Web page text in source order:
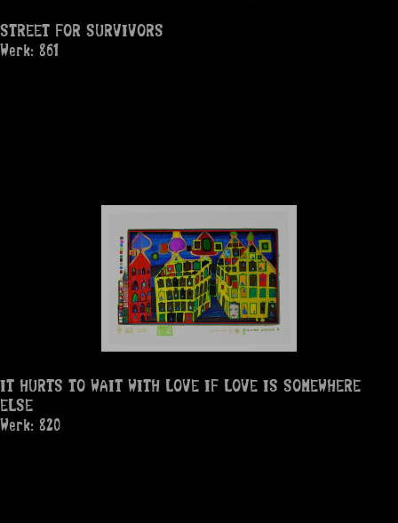
STREET FOR SURVIVORS
Werk: 861
IT HURTS TO WAIT WITH LOVE IF LOVE IS SOMEWHERE
ELSE
Werk: 820